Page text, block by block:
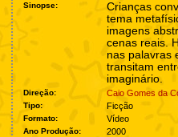
Sinopse:
Crianças
tema
imagens
cenas reais.
nas palavras
transitam
imaginário.
Direção: Caio Gomes da
Tipo: Ficção
Formato: Vídeo
Ano Produção: 2000